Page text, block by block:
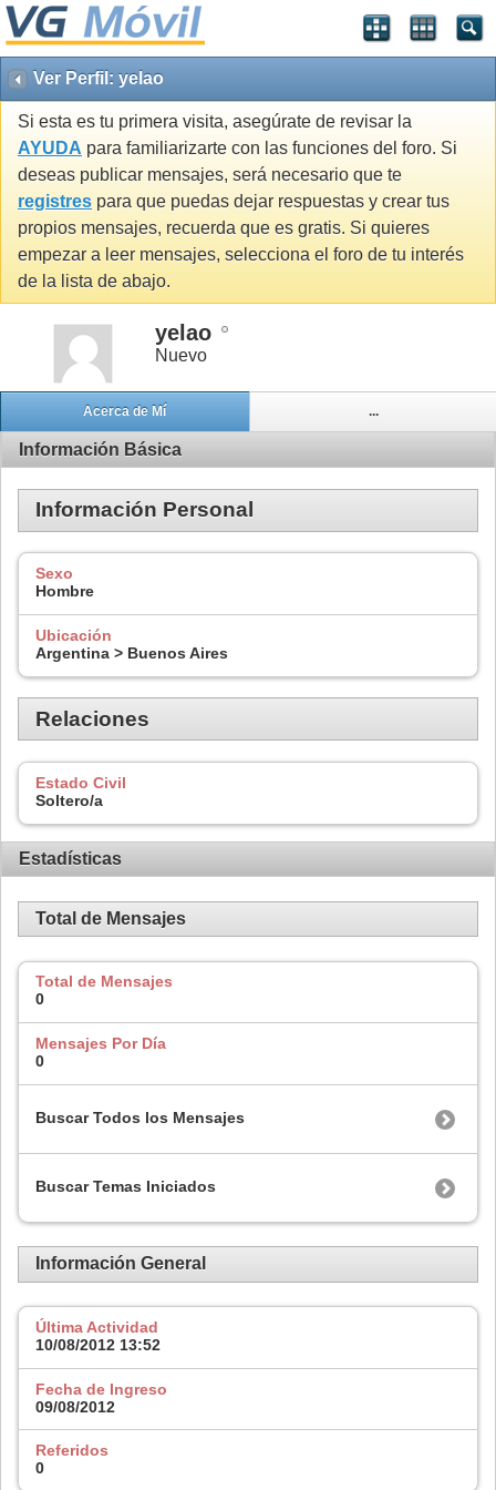
Ver Perfil: yelao
Si esta es tu primera visita, asegúrate de revisar la
AYUDA para familiarizarte con las funciones del foro. Si
deseas publicar mensajes, será necesario que te
registres para que puedas dejar respuestas y crear tus
propios mensajes, recuerda que es gratis. Si quieres
empezar a leer mensajes, selecciona el foro de tu interés
de la lista de abajo.
yelao
Nuevo
Acerca de Mí ...
Información Básica
Información Personal
Sexo
Hombre
Ubicación
Argentina > Buenos Aires
Relaciones
Estado Civil
Soltero/a
Estadísticas
Total de Mensajes
Total de Mensajes
0
Mensajes Por Día
0
Buscar Todos los Mensajes
Buscar Temas Iniciados
Información General
Última Actividad
10/08/2012 13:52
Fecha de Ingreso
09/08/2012
Referidos
0